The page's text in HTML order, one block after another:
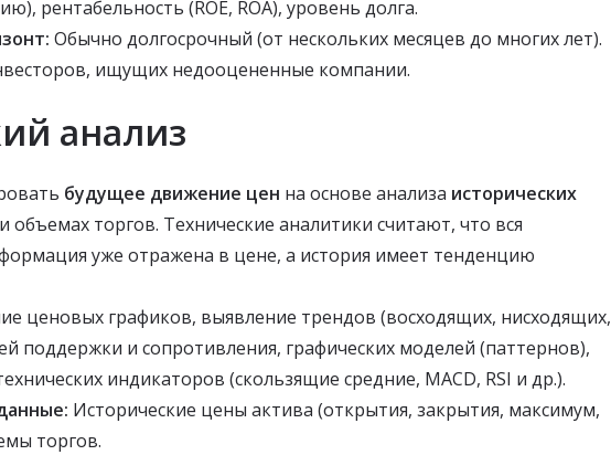
рентабельность (ROE, ROA), уровень долга.
Обычно долгосрочный (от нескольких месяцев до многих лет).
ищущих недооцененные компании.
анализ
будущее движение цен на основе анализа исторических
объемах торгов. Технические аналитики считают, что вся
уже отражена в цене, а история имеет тенденцию
ценовых графиков, выявление трендов (восходящих, нисходящих,
поддержки и сопротивления, графических моделей (паттернов),
индикаторов (скользящие средние, MACD, RSI и др.).
Исторические цены актива (открытия, закрытия, максимум,
торгов.